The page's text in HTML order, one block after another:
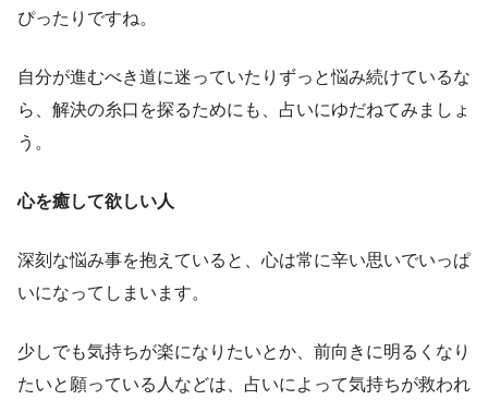
ぴったりですね。
自分が進むべき道に迷っていたりずっと悩み続けているな
ら、解決の糸口を探るためにも、占いにゆだねてみましょ
う。
心を癒して欲しい人
深刻な悩み事を抱えていると、心は常に辛い思いでいっぱ
いになってしまいます。
少しでも気持ちが楽になりたいとか、前向きに明るくなり
たいと願っている人などは、占いによって気持ちが救われ